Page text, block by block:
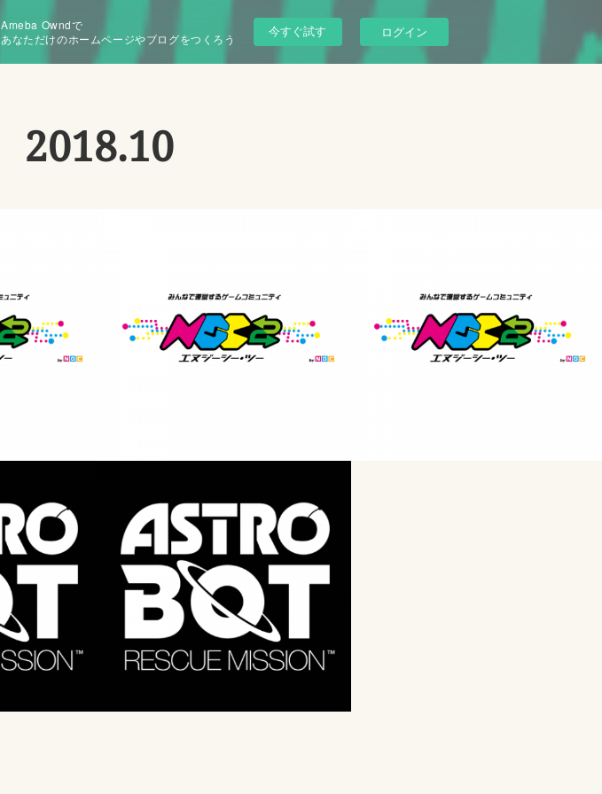
Ameba Owndで
あなただけのホームページやブログをつくろう
今すぐ試す ログイン
2018.10